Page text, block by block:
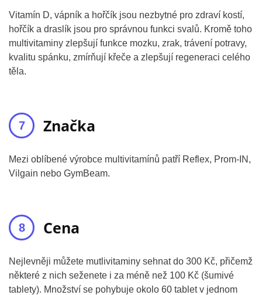
Vitamín D, vápník a hořčík jsou nezbytné pro zdraví kostí,
hořčík a draslík jsou pro správnou funkci svalů. Kromě toho
multivitaminy zlepšují funkce mozku, zrak, trávení potravy,
kvalitu spánku, zmírňují křeče a zlepšují regeneraci celého
těla.
Značka
Mezi oblíbené výrobce multivitamínů patří Reflex, Prom-IN,
Vilgain nebo GymBeam.
Cena
Nejlevněji můžete mutlivitaminy sehnat do 300 Kč, přičemž
některé z nich seženete i za méně než 100 Kč (šumivé
tablety). Množství se pohybuje okolo 60 tablet v jednom